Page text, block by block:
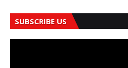
SUBSCRIBE US